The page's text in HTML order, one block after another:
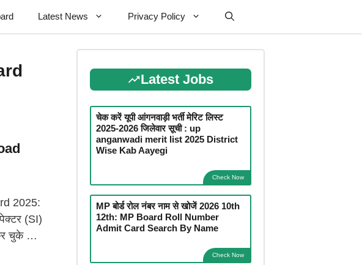
Latest News Privacy Policy
2025:
(SI)
चुके …
Latest Jobs
चेक करें यूपी आंगनवाड़ी भर्ती मेरिट लिस्ट
2025-2026 जिलेवार सूची : up
anganwadi merit list 2025 District
Wise Kab Aayegi
Check Now
MP बोर्ड रोल नंबर नाम से खोजें 2026 10th
12th: MP Board Roll Number
Admit Card Search By Name
Check Now